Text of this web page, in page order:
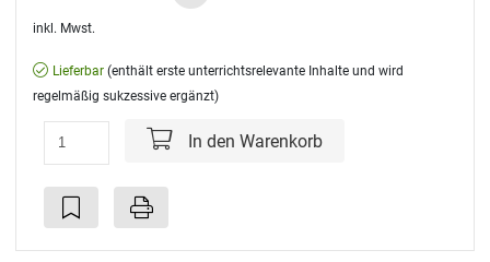
inkl. Mwst.
Lieferbar (enthält erste unterrichtsrelevante Inhalte und wird
regelmäßig sukzessive ergänzt)
In den Warenkorb